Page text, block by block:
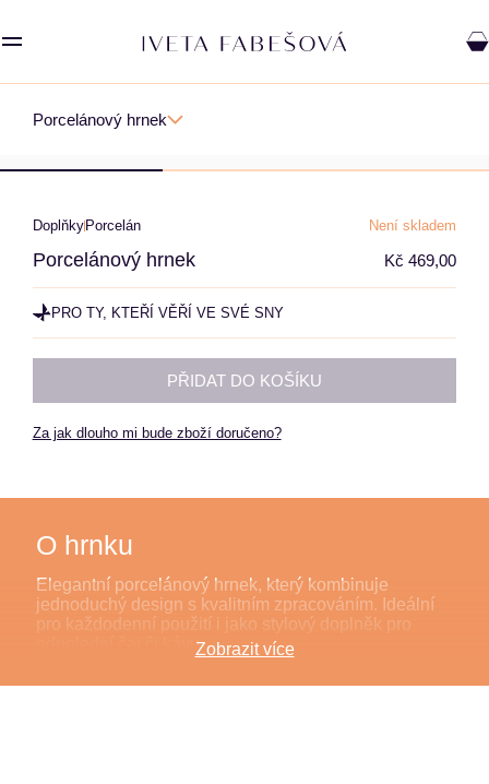
SAVOURY
Porcelánový hrnek
O hrnku
Elegantní porcelánový hrnek, který kombinuje
jednoduchý design s kvalitním zpracováním. Ideální
pro každodenní použití i jako stylový doplněk pro
odpolední čaj či kávu.Zobrazit více
DoplňkyPorcelán Není skladem
Porcelánový hrnek Kč 469,00
PRO TY, KTEŘÍ VĚŘÍ VE SVÉ SNY
PŘIDAT DO KOŠÍKU
Za jak dlouho mi bude zboží doručeno?